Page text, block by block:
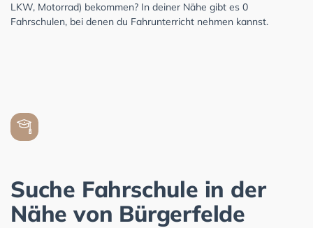
LKW, Motorrad) bekommen? In deiner Nähe gibt es 0
Fahrschulen, bei denen du Fahrunterricht nehmen kannst.
Suche Fahrschule in der
Nähe von Bürgerfelde